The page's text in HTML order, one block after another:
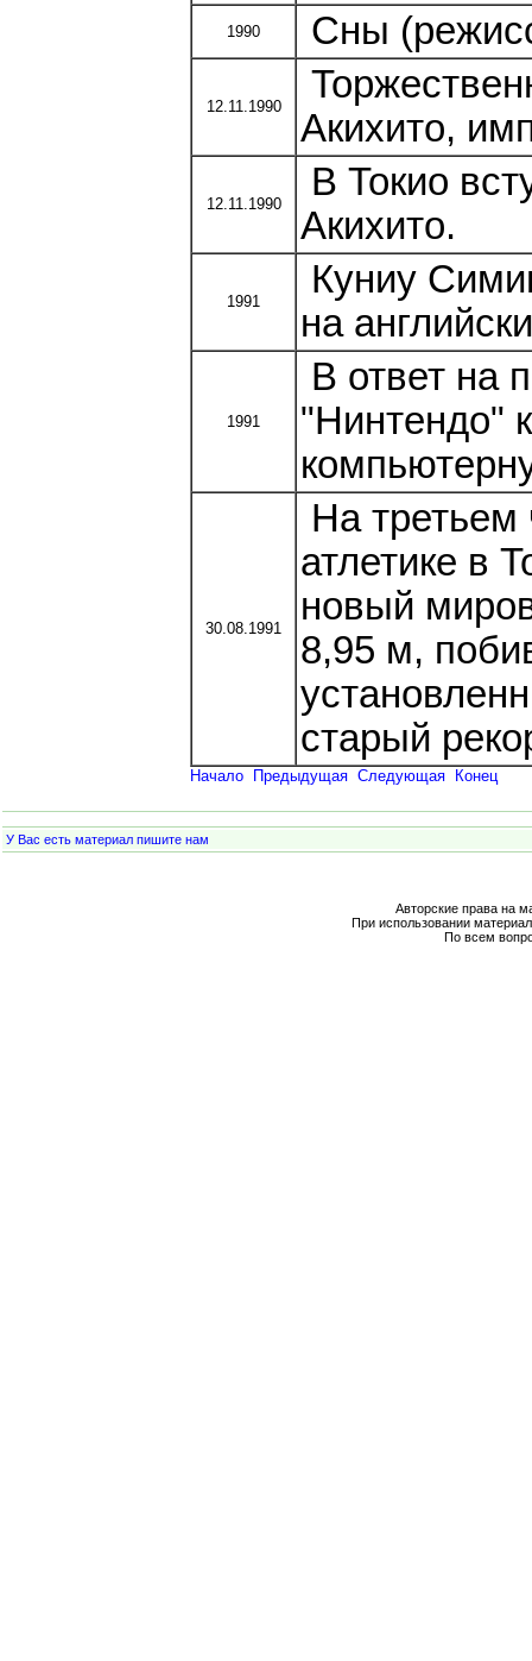
1990 Сны
12.11.1990
Акихито,
12.11.1990
В Токио
Акихито.
1991
Куниу
на
1991
В ответ на
"Нинтендо"
30.08.1991
На третьем
атлетике в
новый
8,95 м,
старый
Начало Предыдущая Следующая Конец
У Вас есть материал пишите нам
Авторские права на
При использовании
По всем